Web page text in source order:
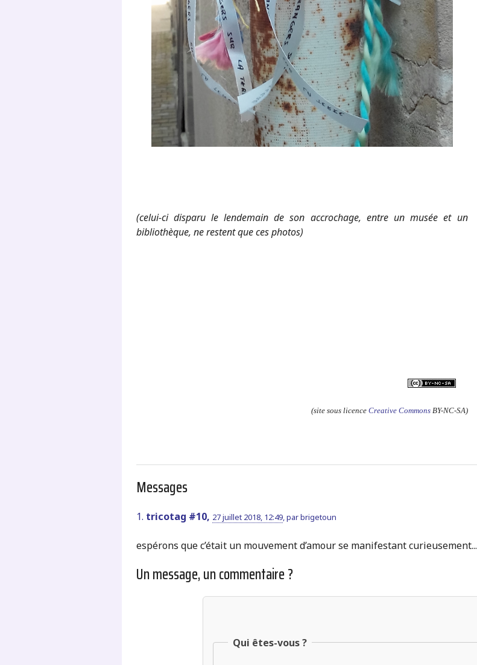
(celui-ci disparu le lendemain de son accrochage, entre un musée et un
bibliothèque, ne restent que ces photos)
(site sous licence Creative CommonsBY-NC-SA)
Messages
1. tricotag #10, 27 juillet 2018, 12:49,parbrigetoun
espérons que c’était un mouvement d’amour se manifestant curieusement...
Un message, un commentaire ?
Qui êtes-vous ?